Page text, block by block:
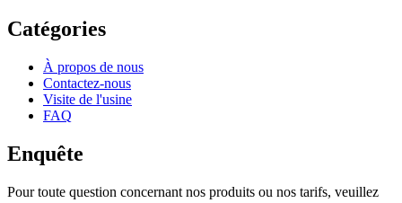
Catégories
À propos de nous
Contactez-nous
Visite de l'usine
FAQ
Enquête
Pour toute question concernant nos produits ou nos tarifs, veuillez